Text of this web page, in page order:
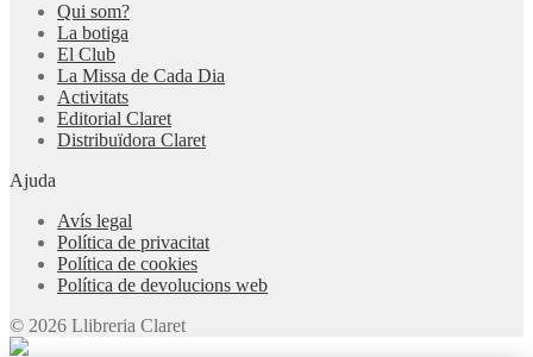
Qui som?
La botiga
El Club
La Missa de Cada Dia
Activitats
Editorial Claret
Distribuïdora Claret
Ajuda
Avís legal
Política de privacitat
Política de cookies
Política de devolucions web
© 2026 Llibreria Claret